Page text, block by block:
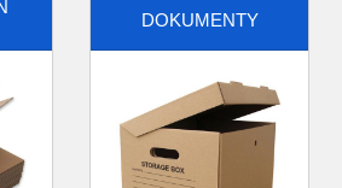
DOKUMENTY